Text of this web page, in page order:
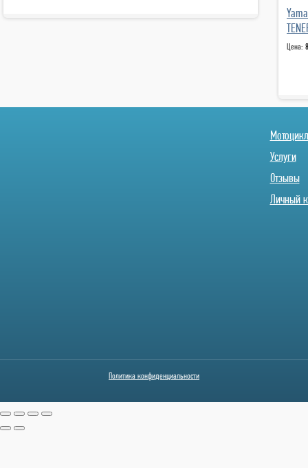
Цена:
Услуги
Отзывы
Личный
Политика конфиденциальности